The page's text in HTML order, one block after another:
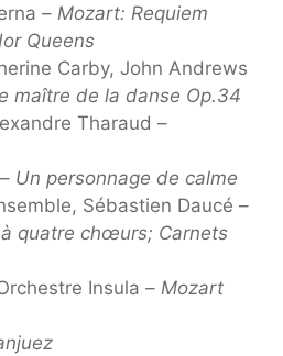
– Mozart: Requiem
Queens
Carby, John Andrews
maître de la danse Op.34
Tharaud –
Un personnage de calme
Sébastien Daucé –
quatre chœurs; Carnets
Insula – Mozart